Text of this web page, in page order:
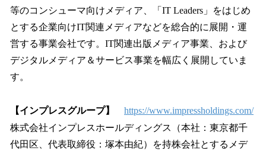
等のコンシューマ向けメディア、「IT Leaders」をはじめ
とする企業向けIT関連メディアなどを総合的に展開・運
営する事業会社です。IT関連出版メディア事業、および
デジタルメディア＆サービス事業を幅広く展開していま
す。
【インプレスグループ】
https://www.impressholdings.com/
株式会社インプレスホールディングス（本社：東京都千
代田区、代表取締役：塚本由紀）を持株会社とするメデ